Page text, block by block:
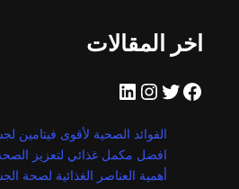
اخر المقالات
فيسبوك تويتر إنستجرام لينكد إن
الفوائد الصحية لأقوى فيتامين
افضل مكمل غذائي لتعزيز الصحة
أهمية العناصر الغذائية لصحة